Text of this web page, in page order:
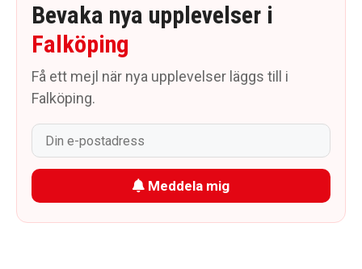
Bevaka nya upplevelser i
Falköping
Få ett mejl när nya upplevelser läggs till i
Falköping.
Meddela mig